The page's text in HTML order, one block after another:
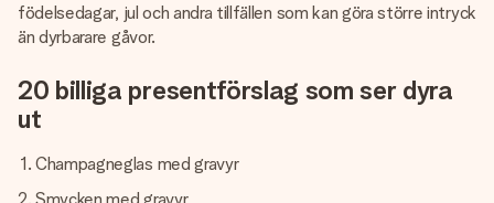
födelsedagar, jul och andra tillfällen som kan göra större intryck
än dyrbarare gåvor.
20 billiga presentförslag som ser dyra
ut
Champagneglas med gravyr
Smycken med gravyr